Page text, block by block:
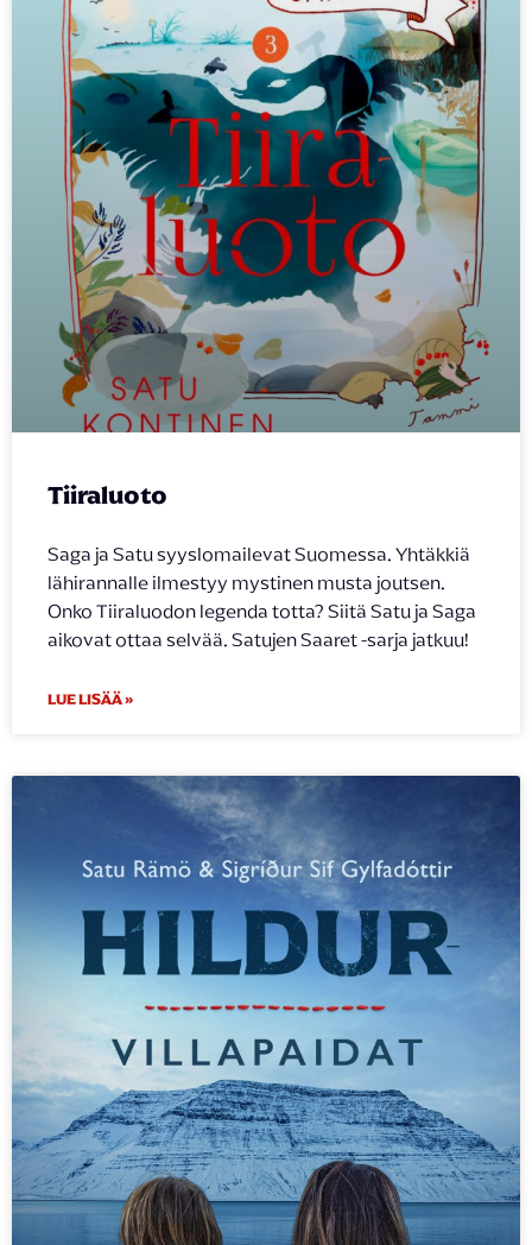
Tiiraluoto
Saga ja Satu syyslomailevat Suomessa. Yhtäkkiä
lähirannalle ilmestyy mystinen musta joutsen.
Onko Tiiraluodon legenda totta? Siitä Satu ja Saga
aikovat ottaa selvää. Satujen Saaret -sarja jatkuu!
LUE LISÄÄ »